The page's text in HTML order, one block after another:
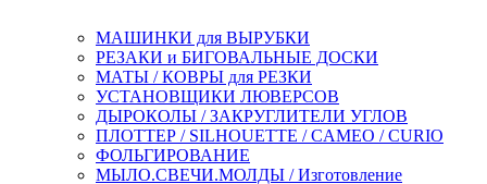
МАШИНКИ для ВЫРУБКИ
РЕЗАКИ и БИГОВАЛЬНЫЕ ДОСКИ
МАТЫ / КОВРЫ для РЕЗКИ
УСТАНОВЩИКИ ЛЮВЕРСОВ
ДЫРОКОЛЫ / ЗАКРУГЛИТЕЛИ УГЛОВ
ПЛОТТЕР / SILHOUETTE / CAMEO / CURIO
ФОЛЬГИРОВАНИЕ
МЫЛО.СВЕЧИ.МОЛДЫ / Изготовление